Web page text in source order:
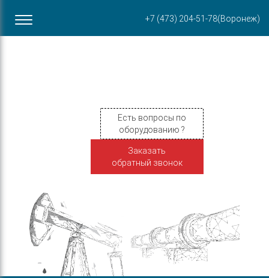
+7 (473) 204-51-78(Воронеж)
ул. Пирогова, 87Б
Есть вопросы по
оборудованию ?
Заказать
обратный звонок